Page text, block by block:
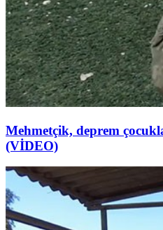
Mehmetçik, deprem
(VİDEO)